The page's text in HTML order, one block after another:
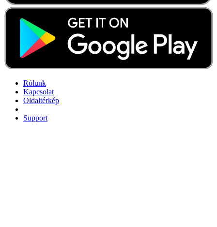
Rólunk
Kapcsolat
Oldaltérkép
Support